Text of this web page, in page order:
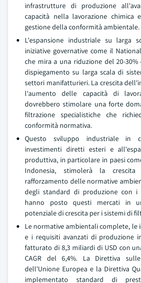
infrastrutture di produzione
capacità nella lavorazione
gestione della conformità ambientale.
L'espansione industriale su larga
iniziative governative come il
che mira a una riduzione del 20-
dispiegamento su larga scala di
settori manifatturieri. La crescita
l'aumento delle capacità di
dovrebbero stimolare una forte
filtrazione specialistiche che
conformità normativa.
Questo sviluppo industriale in
investimenti diretti esteri e
produttiva, in particolare in paesi
Indonesia, stimolerà la
rafforzamento delle normative
degli standard di produzione con i
hanno posto questi mercati in
potenziale di crescita per i sistemi di
Le normative ambientali complete, le
e i requisiti avanzati di produzione
fatturato di 8,3 miliardi di USD con
CAGR del 6,4%. La Direttiva
dell'Unione Europea e la Direttiva
implementato standard di